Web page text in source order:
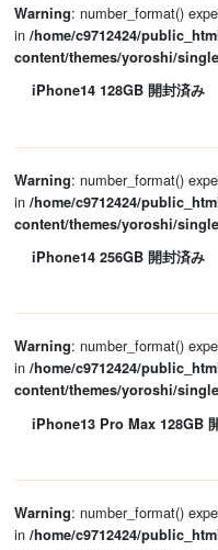
Warning: number_format()
in /home/c9712424/
content/themes/yoroshi/
iPhone14 128GB 開封済み
Warning: number_format()
in /home/c9712424/
content/themes/yoroshi/
iPhone14 256GB 開封済み
Warning: number_format()
in /home/c9712424/
content/themes/yoroshi/
iPhone13 Pro Max 128GB
Warning: number_format()
in /home/c9712424/